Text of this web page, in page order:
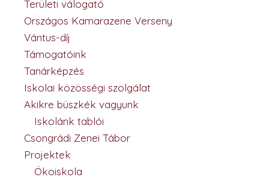
Területi válogató
Országos Kamarazene Verseny
Vántus-díj
Támogatóink
Tanárképzés
Iskolai közösségi szolgálat
Akikre büszkék vagyunk
Iskolánk tablói
Csongrádi Zenei Tábor
Projektek
Ökoiskola